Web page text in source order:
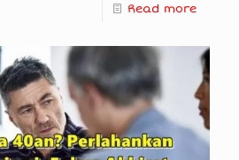
Read more